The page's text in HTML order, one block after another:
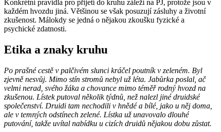
Konkrétní pravidla pro přijetí do kruhu záleží na PJ, protože jsou v
každém hvozdu jiná. Většinou se však posuzují zásluhy a životní
zkušenost. Málokdy se jedná o nějakou zkoušku fyzické a
psychické zdatnosti.
Etika a znaky kruhu
Po prašné cestě v palčivém slunci kráčel poutník v zeleném. Byl
zjevně nesvůj. Mimo stín stromů nebyl už léta. Jabůrka poslal, ač
velmi nerad, svého žáka a chovance mimo téměř rodný hvozd na
zkušenou. Lístek putoval několik týdnů, než nalezl jiné druidské
společenství. Druidi tam nechodili v hnědé a bílé, jako u něj doma,
ale v temných odstínech zelené. Lístka už unavovalo dlouhé
putování, takže uvítal nabídku u cizích druidů nějakou dobu zůstat.